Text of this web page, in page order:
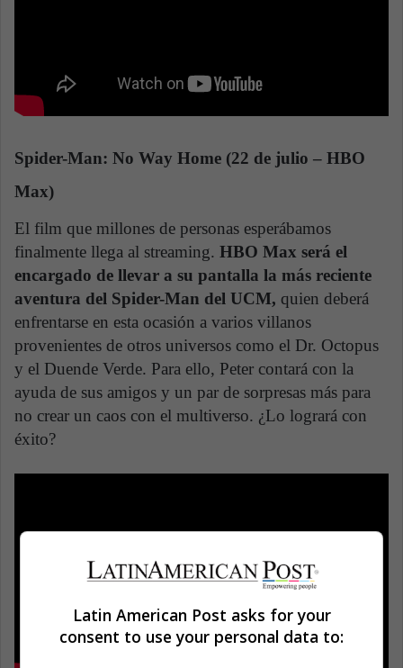
Spider-Man: No Way Home (22 de julio – HBO
Max)
El film que millones de personas esperábamos
finalmente llega al streaming. HBO Max será el
encargado de llevar a su pantalla la más reciente
aventura del Spider-Man del UCM, quien deberá
enfrentarse en esta ocasión a varios villanos
provenientes de otros universos como el Dr. Octopus
y el Duende Verde. Para ello, Peter contará con la
ayuda de sus amigos y un par de sorpresas más para
no crear un caos con el multiverso. ¿Lo logrará con
éxito?
Latin American Post asks for your
consent to use your personal data to: